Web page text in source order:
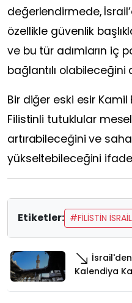
değerlendirmede,
özellikle güvenlik
ve bu tür adımların iç
bağlantılı olabileceğini
Bir diğer eski esir Kamil
Filistinli tutuklular
artırabileceğini ve
yükseltebileceğini
Etiketler: #FİLİSTİN İSRAİL
Kalendiya